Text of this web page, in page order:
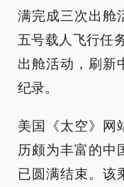
满完成三次出舱
五号载人飞行任
出舱活动，刷新
纪录。
美国《太空》网
历颇为丰富的中
已圆满结束。该